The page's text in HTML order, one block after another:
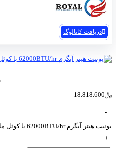
دریافت کاتالوگ
﷼18.818.600
-
یونیت هیتر آبگرم 62000BTU/hr با کوئل مانیسمان عدد
+